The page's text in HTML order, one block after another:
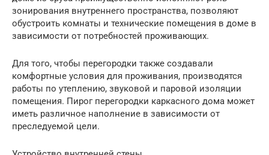
зонирования внутреннего пространства, позволяют
обустроить комнаты и технические помещения в доме в
зависимости от потребностей проживающих.
Для того, чтобы перегородки также создавали
комфортные условия для проживания, производятся
работы по утеплению, звуковой и паровой изоляции
помещения. Пирог перегородки каркасного дома может
иметь различное наполнение в зависимости от
преследуемой цели.